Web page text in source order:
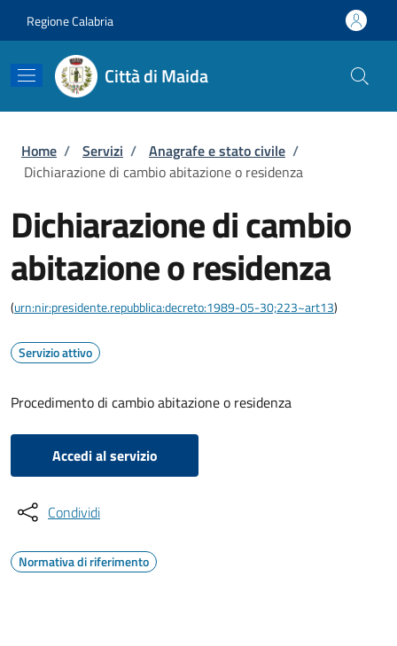
Regione Calabria
Città di Maida
Briciole di pane
Home / Servizi / Anagrafe e stato civile /
Dichiarazione di cambio abitazione o residenza
Dichiarazione di cambio
abitazione o residenza
(urn:nir:presidente.repubblica:decreto:1989-05-30;223~art13)
Servizio attivo
Procedimento di cambio abitazione o residenza
Accedi al servizio
Condividi
Normativa di riferimento